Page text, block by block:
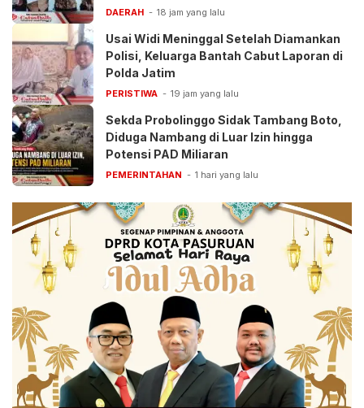
Anak
DAERAH 18 jam yang lalu
Usai Widi Meninggal Setelah Diamankan
Polisi, Keluarga Bantah Cabut Laporan di
Polda Jatim
PERISTIWA 19 jam yang lalu
Sekda Probolinggo Sidak Tambang Boto,
Diduga Nambang di Luar Izin hingga
Potensi PAD Miliaran
PEMERINTAHAN 1 hari yang lalu